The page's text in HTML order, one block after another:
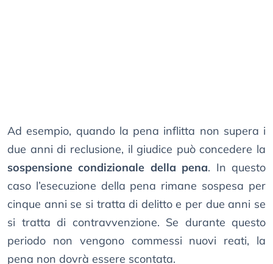
Ad esempio, quando la pena inflitta non supera i
due anni di reclusione, il giudice può concedere la
sospensione condizionale della pena. In questo
caso l’esecuzione della pena rimane sospesa per
cinque anni se si tratta di delitto e per due anni se
si tratta di contravvenzione. Se durante questo
periodo non vengono commessi nuovi reati, la
pena non dovrà essere scontata.